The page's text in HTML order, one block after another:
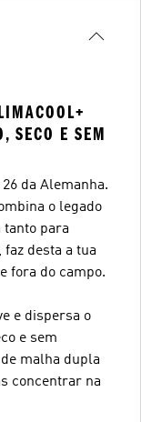
SECO E SEM
da Alemanha.
o legado
tanto para
desta a tua
fora do campo.
e dispersa o
e sem
malha dupla
concentrar na